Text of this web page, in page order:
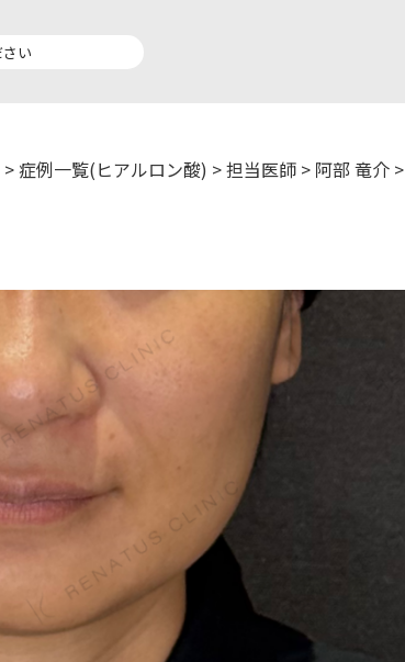
アートメイク症例一覧
クリニック一覧
医師一覧
看護師一覧
新着情報
>症例一覧(ヒアルロン酸) >担当医師 > 阿部 竜介 >